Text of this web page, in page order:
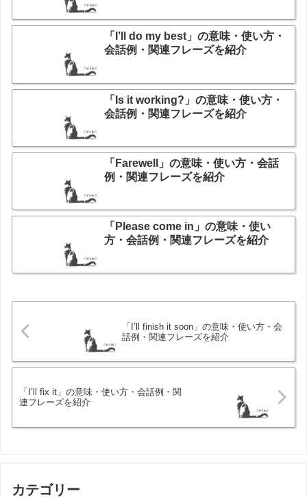
「I’ll do my best」の意味・使い方・
会話例・関連フレーズを紹介
「Is it working?」の意味・使い方・
会話例・関連フレーズを紹介
「Farewell」の意味・使い方・会話
例・関連フレーズを紹介
「Please come in」の意味・使い
方・会話例・関連フレーズを紹介
「I’ll finish it soon」の意味・使い方・会
話例・関連フレーズを紹介
「I’ll fix it」の意味・使い方・会話例・関
連フレーズを紹介
カテゴリー